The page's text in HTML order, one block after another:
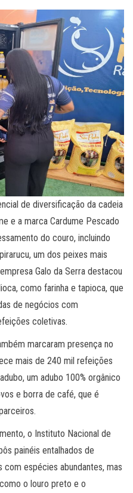
de diversificação da cadeia
e a marca Cardume Pescado
do couro, incluindo
um dos peixes mais
Galo da Serra destacou
como farinha e tapioca, que
de negócios com
coletivas.
marcaram presença no
mais de 240 mil refeições
um adubo 100% orgânico
e borra de café, que é
o Instituto Nacional de
painéis entalhados de
com espécies abundantes, mas
o louro preto e o